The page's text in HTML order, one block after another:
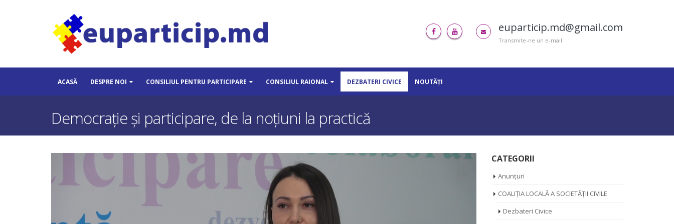
euparticip.md@gmail.com
Transmite-ne un e-mail
ACASĂ DESPRE NOI CONSILIUL PENTRU PARTICIPARE CONSILIUL RAIONAL DEZBATERI CIVICE NOUTĂȚI
Democrație și participare, de la noțiuni la practică
CATEGORII
Anunțuri
COALIȚIA LOCALĂ A SOCIETĂȚII CIVILE
Dezbateri Civice